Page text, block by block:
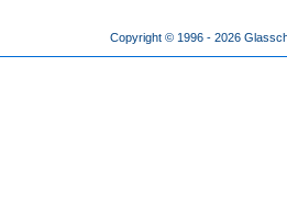
dessen klassisches Erscheinungsbild über
Copyright © 1996 - 2026